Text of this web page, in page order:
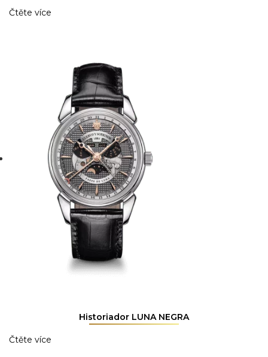
Čtěte více
Historiador LUNA NEGRA
Čtěte více